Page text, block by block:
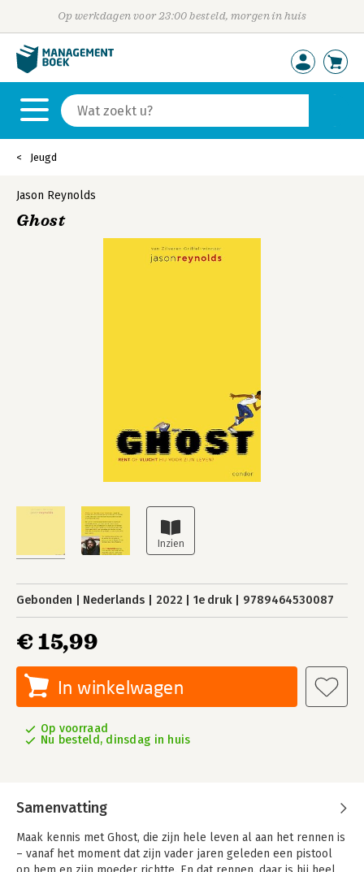
Op werkdagen voor 23:00 besteld, morgen in huis
Jeugd
Jason Reynolds
Ghost
Gebonden Nederlands 2022 1e druk 9789464530087
€ 15,99
In winkelwagen
Op voorraad
Nu besteld, dinsdag in huis
Samenvatting
Maak kennis met Ghost, die zijn hele leven al aan het rennen is
– vanaf het moment dat zijn vader jaren geleden een pistool